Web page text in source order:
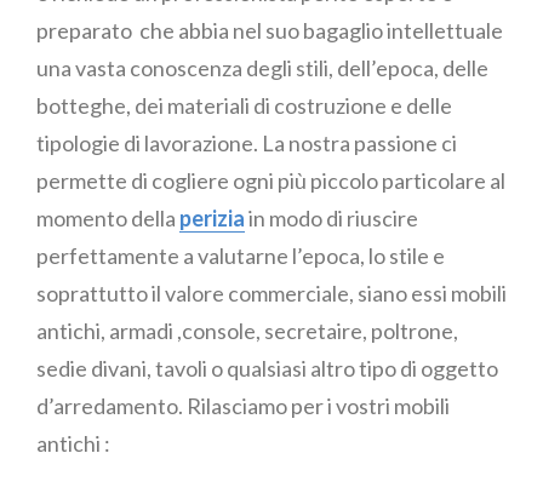
preparato che abbia nel suo bagaglio intellettuale
una vasta conoscenza degli stili, dell’epoca, delle
botteghe, dei materiali di costruzione e delle
tipologie di lavorazione. La nostra passione ci
permette di cogliere ogni più piccolo particolare al
momento della periziain modo di riuscire
perfettamente a valutarne l’epoca, lo stile e
soprattutto il valore commerciale, siano essi mobili
antichi, armadi ,console, secretaire, poltrone,
sedie divani, tavoli o qualsiasi altro tipo di oggetto
d’arredamento. Rilasciamo per i vostri mobili
antichi :